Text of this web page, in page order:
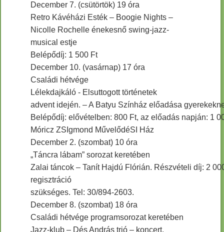
December 7. (csütörtök) 19 óra
Retro Kávéházi Esték – Boogie Nights –
Nicolle Rochelle énekesnő swing-jazz-
musical estje
Belépődíj: 1 500 Ft
December 10. (vasárnap) 17 óra
Családi hétvége
Lélekdajkáló - Elsuttogott történetek
advent idején. – A Batyu Színház előadása
Belépődíj: elővételben: 800 Ft, az előadás napján: 1
Móricz ZSIgmond MűvelődéSI Ház
December 2. (szombat) 10 óra
„Táncra lábam” sorozat keretében
Zalai táncok – Tanít Hajdú Flórián. Részvételi díj: 2
regisztráció
szükséges. Tel: 30/894-2603.
December 8. (szombat) 18 óra
Családi hétvége programsorozat keretében
Jazz-klub – Dés András trió – koncert.